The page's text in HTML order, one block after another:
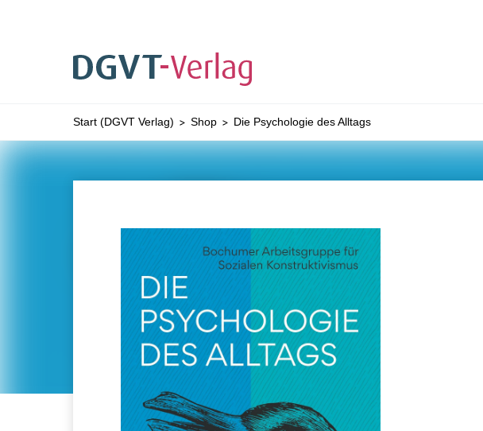
ZUM HAUPTINHALT SPRINGEN ZUR SUCHE SPRINGEN
Sie befinden sich hier:
Start (DGVT Verlag) Shop Die Psychologie des Alltags